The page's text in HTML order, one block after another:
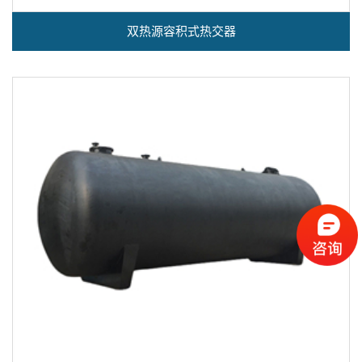
双热源容积式热交器